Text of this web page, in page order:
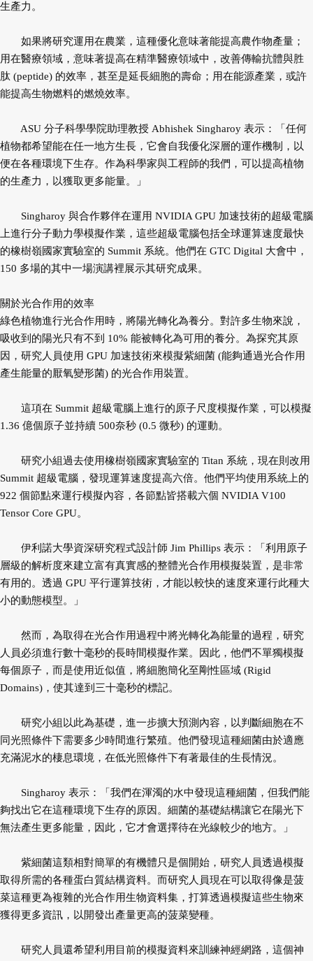
生產力。
如果將研究運用在農業，這種優化意味著能提高農作物產量；
用在醫療領域，意味著提高在精準醫療領域中，改善傳輸抗體與胜
肽 (peptide) 的效率，甚至是延長細胞的壽命；用在能源產業，或許
能提高生物燃料的燃燒效率。
ASU 分子科學學院助理教授 Abhishek Singharoy 表示：「任何
植物都希望能在任一地方生長，它會自我優化深層的運作機制，以
便在各種環境下生存。作為科學家與工程師的我們，可以提高植物
的生產力，以獲取更多能量。」
Singharoy 與合作夥伴在運用 NVIDIA GPU 加速技術的超級電腦
上進行分子動力學模擬作業，這些超級電腦包括全球運算速度最快
的橡樹嶺國家實驗室的 Summit 系統。他們在 GTC Digital 大會中，
150 多場的其中一場演講裡展示其研究成果。
關於光合作用的效率
綠色植物進行光合作用時，將陽光轉化為養分。對許多生物來說，
吸收到的陽光只有不到 10% 能被轉化為可用的養分。為探究其原
因，研究人員使用 GPU 加速技術來模擬紫細菌 (能夠通過光合作用
產生能量的厭氧變形菌) 的光合作用裝置。
這項在 Summit 超級電腦上進行的原子尺度模擬作業，可以模擬
1.36 億個原子並持續 500奈秒 (0.5 微秒) 的運動。
研究小組過去使用橡樹嶺國家實驗室的 Titan 系統，現在則改用
Summit 超級電腦，發現運算速度提高六倍。他們平均使用系統上的
922 個節點來運行模擬內容，各節點皆搭載六個 NVIDIA V100
Tensor Core GPU。
伊利諾大學資深研究程式設計師 Jim Phillips 表示：「利用原子
層級的解析度來建立富有真實感的整體光合作用模擬裝置，是非常
有用的。透過 GPU 平行運算技術，才能以較快的速度來運行此種大
小的動態模型。」
然而，為取得在光合作用過程中將光轉化為能量的過程，研究
人員必須進行數十毫秒的長時間模擬作業。因此，他們不單獨模擬
每個原子，而是使用近似值，將細胞簡化至剛性區域 (Rigid
Domains)，使其達到三十毫秒的標記。
研究小組以此為基礎，進一步擴大預測內容，以判斷細胞在不
同光照條件下需要多少時間進行繁殖。他們發現這種細菌由於適應
充滿泥水的棲息環境，在低光照條件下有著最佳的生長情況。
Singharoy 表示：「我們在渾濁的水中發現這種細菌，但我們能
夠找出它在這種環境下生存的原因。細菌的基礎結構讓它在陽光下
無法產生更多能量，因此，它才會選擇待在光線較少的地方。」
紫細菌這類相對簡單的有機體只是個開始，研究人員透過模擬
取得所需的各種蛋白質結構資料。而研究人員現在可以取得像是菠
菜這種更為複雜的光合作用生物資料集，打算透過模擬這些生物來
獲得更多資訊，以開發出產量更高的菠菜變種。
研究人員還希望利用目前的模擬資料來訓練神經網路，這個神